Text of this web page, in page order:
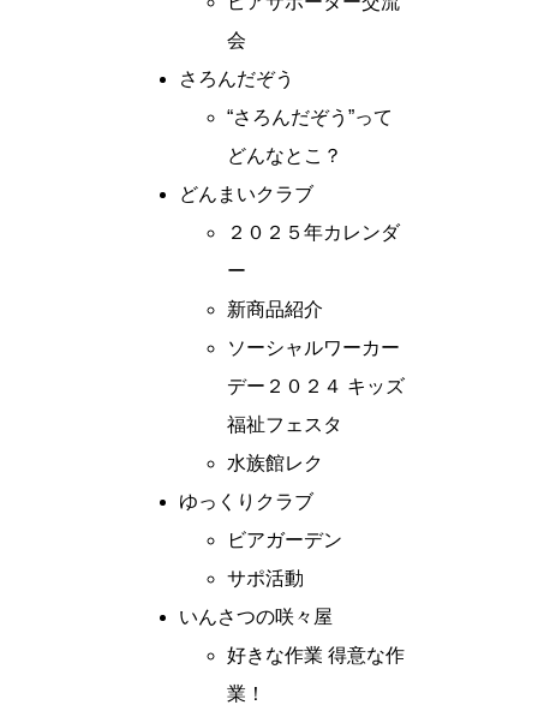
会
さろんだぞう
“さろんだぞう”って
どんなとこ？
どんまいクラブ
２０２５年カレンダ
ー
新商品紹介
ソーシャルワーカー
デー２０２４ キッズ
福祉フェスタ
水族館レク
ゆっくりクラブ
ビアガーデン
サポ活動
いんさつの咲々屋
好きな作業 得意な作
業！